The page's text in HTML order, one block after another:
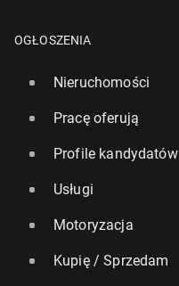
OGŁOSZENIA
Nieruchomości
Pracę oferują
Profile kandydatów
Usługi
Motoryzacja
Kupię / Sprzedam